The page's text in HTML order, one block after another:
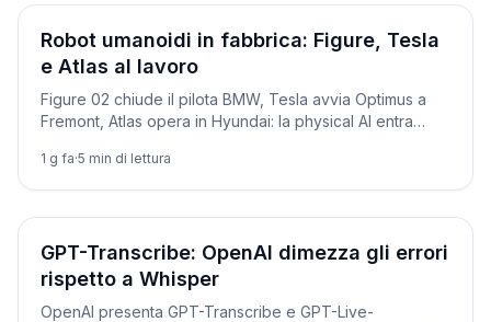
Prodotti
Robot umanoidi in fabbrica: Figure, Tesla
e Atlas al lavoro
Figure 02 chiude il pilota BMW, Tesla avvia Optimus a
Fremont, Atlas opera in Hyundai: la physical AI entra
1 g fa·5 min di lettura
Novità
GPT-Transcribe: OpenAI dimezza gli errori
rispetto a Whisper
OpenAI presenta GPT-Transcribe e GPT-Live-